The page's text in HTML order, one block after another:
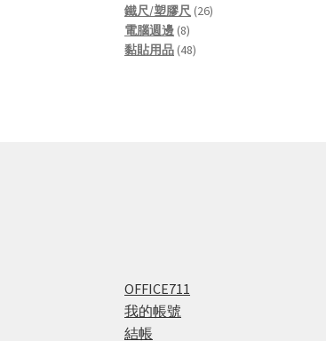
products
鐵尺/塑膠尺 2626
電腦週邊 88
products
黏貼用品 4848
OFFICE711
我的帳號
結帳